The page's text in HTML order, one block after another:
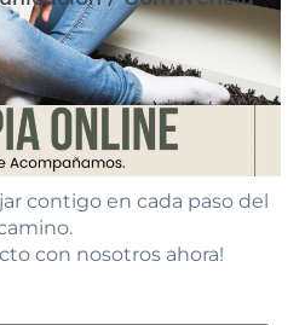
contigo en cada paso del
con nosotros ahora!